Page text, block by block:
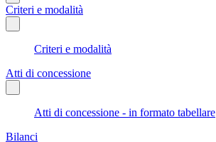
Criteri e modalità
Criteri e modalità
Atti di concessione
Atti di concessione - in formato tabellare
Bilanci